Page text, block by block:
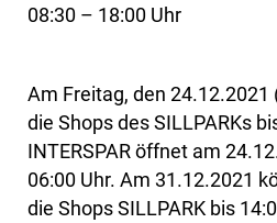
08:30 – 18:00 Uhr
Am Freitag, den 24.12.2021
die Shops des SILLPARKs
INTERSPAR öffnet am
06:00 Uhr. Am 31.12.2021
die Shops SILLPARK bis